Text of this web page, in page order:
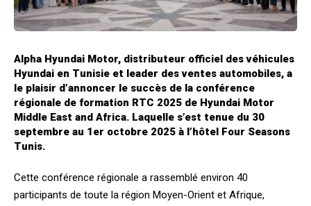
Alpha Hyundai Motor, distributeur officiel des véhicules
Hyundai en Tunisie et leader des ventes automobiles, a
le plaisir d’annoncer le succès de la conférence
régionale de formation RTC 2025 de Hyundai Motor
Middle East and Africa. Laquelle s’est tenue du 30
septembre au 1er octobre 2025 à l’hôtel Four Seasons
Tunis.
Cette conférence régionale a rassemblé environ 40
participants de toute la région Moyen-Orient et Afrique,